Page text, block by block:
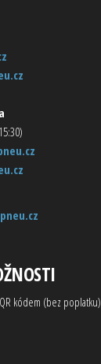
kódem (bez poplatku)